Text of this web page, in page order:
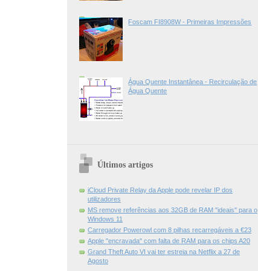
Foscam FI8908W - Primeiras Impressões
Água Quente Instantânea - Recirculação de
Água Quente
Últimos artigos
iCloud Private Relay da Apple pode revelar IP dos
utilizadores
MS remove referências aos 32GB de RAM "ideais" para o
Windows 11
Carregador Powerowl com 8 pilhas recarregáveis a €23
Apple "encravada" com falta de RAM para os chips A20
Grand Theft Auto VI vai ter estreia na Netflix a 27 de
Agosto